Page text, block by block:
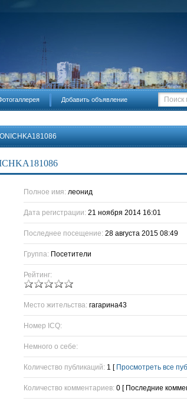
Добавить объявление
Полное имя: леонид
Дата регистрации: 21 ноября 2014 16:01
Последнее посещение: 28 августа 2015 08:49
Группа: Посетители
Рейтинг:
Место жительства: гагарина43
Номер ICQ:
Немного о себе:
Количество публикаций: 1 [ Просмотреть все
Количество комментариев: 0 [ Последние